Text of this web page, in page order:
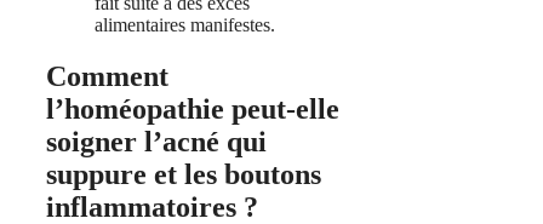
alimentaires manifestes.
Comment
l’homéopathie peut-elle
soigner l’acné qui
suppure et les boutons
inflammatoires ?